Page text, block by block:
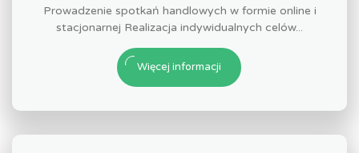
Prowadzenie spotkań handlowych w formie online i
stacjonarnej Realizacja indywidualnych celów...
Więcej informacji